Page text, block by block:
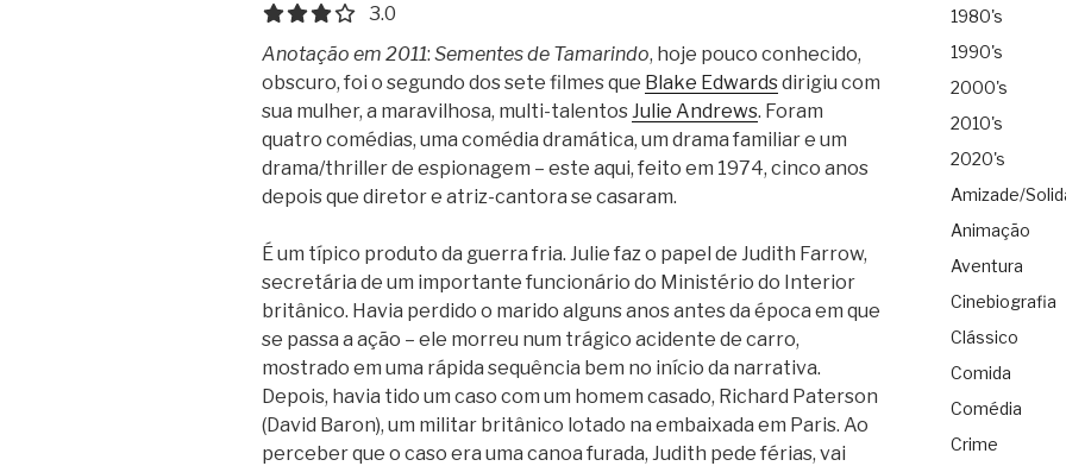
3.0 out of 5.0 stars
3.0
Anotação em 2011: Sementes de Tamarindo, hoje pouco conhecido,
obscuro, foi o segundo dos sete filmes que Blake Edwardsdirigiu com
sua mulher, a maravilhosa, multi-talentos Julie Andrews. Foram
quatro comédias, uma comédia dramática, um drama familiar e um
drama/thriller de espionagem – este aqui, feito em 1974, cinco anos
depois que diretor e atriz-cantora se casaram.
É um típico produto da guerra fria. Julie faz o papel de Judith Farrow,
secretária de um importante funcionário do Ministério do Interior
britânico. Havia perdido o marido alguns anos antes da época em que
se passa a ação – ele morreu num trágico acidente de carro,
mostrado em uma rápida sequência bem no início da narrativa.
Depois, havia tido um caso com um homem casado, Richard Paterson
(David Baron), um militar britânico lotado na embaixada em Paris. Ao
perceber que o caso era uma canoa furada, Judith pede férias, vai
1980's
1990's
2000's
2010's
2020's
Amizade/
Animação
Aventura
Cinebiografia
Clássico
Comida
Comédia
Crime